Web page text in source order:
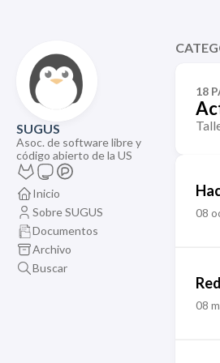
SUGUS
Asoc. de software libre y
código abierto de la US
Inicio
Sobre SUGUS
Documentos
Archivo
Buscar
18
08
08